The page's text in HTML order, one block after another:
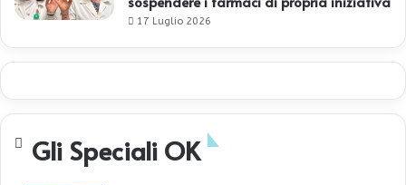
17 Luglio 2026
Gli Speciali OK